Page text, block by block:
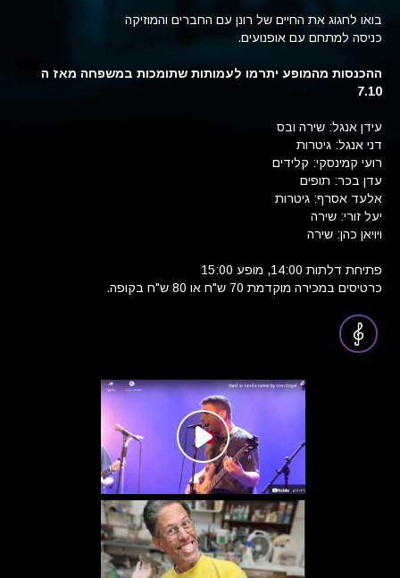
בואו לחגוג את החיים של רונן עם החברים והמוזיקה
כניסה למתחם עם אופנועים.
ההכנסות מהמופע יתרמו לעמותות שתומכות במשפחה מאז ה
7.10
עידן אנגל: שירה ובס
דני אנגל: גיטרות
רועי קמינסקי: קלידים
עדן בכר: תופים
אלעד אסרף: גיטרות
יעל זורי: שירה
ויויאן כהן: שירה
פתיחת דלתות 14:00, מופע 15:00
כרטיסים במכירה מוקדמת 70 ש"ח או 80 ש"ח בקופה.